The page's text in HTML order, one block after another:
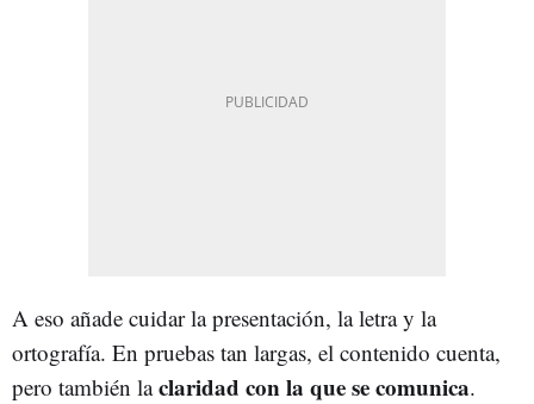
A eso añade cuidar la presentación, la letra y la
ortografía. En pruebas tan largas, el contenido cuenta,
pero también laclaridad con la que se comunica.